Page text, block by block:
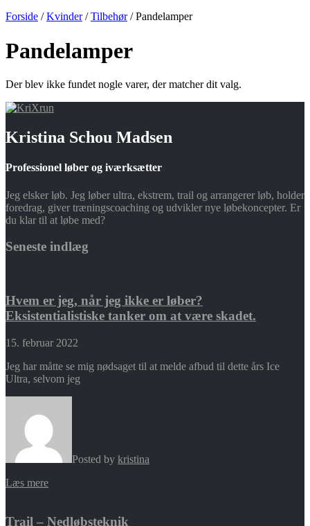
Forside / Kvinder / Tilbehør /Pandelamper
Pandelamper
Der blev ikke fundet nogle varer, der matcher dit valg.
Kristina Schou Madsen
Professionel løber og iværksætter
Jeg elsker løb. Jeg løber ultra, ekstrem, trail og arrangerer løb, holder
foredrag, giver træningscoaching og udvikler nye løbekoncepter. Er
du klar til at løbe med?
Seneste indlæg
Hvem er jeg, når jeg ikke er løber?
Eksistentialistiske tanker om at være skadet.
15. februar 2022
Jeg har måtte se mig nødsaget til at melde afbud til dette års Ice
Ultra, selvom jeg
Posted by kristina
Læs mere
Trail – Nedløbsteknik